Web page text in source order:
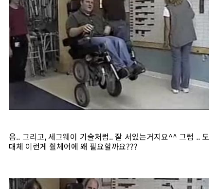
음.. 그리고, 세그웨이 기술처럼.. 잘 서있는거지요^^ 그럼 .. 도
대체 이런게 휠체어에 왜 필요할까요???